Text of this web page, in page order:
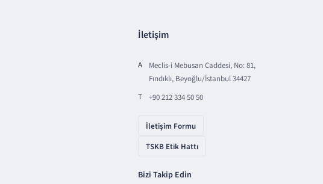
İletişim
A
Meclis-i Mebusan Caddesi, No: 81,
Fındıklı, Beyoğlu/İstanbul 34427
T
+90 212 334 50 50
İletişim Formu
TSKB Etik Hattı
Bizi Takip Edin